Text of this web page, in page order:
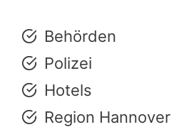
Behörden
Polizei
Hotels
Region Hannover